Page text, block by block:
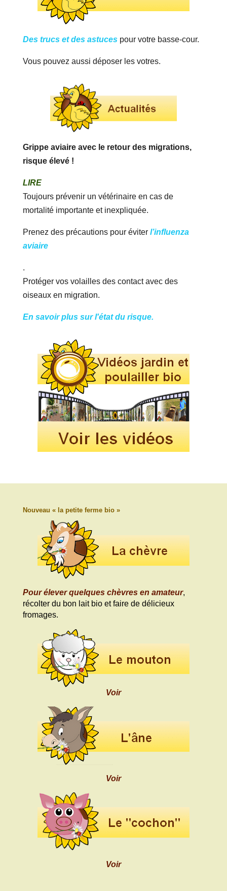
Des trucs et des astucespour votre basse-cour.
Vous pouvez aussi déposer les votres.
Grippe aviaire avec le retour des migrations,
risque élevé !
LIRE
Toujours prévenir un vétérinaire en cas de
mortalité importante et inexpliquée.
Prenez des précautions pour éviter l’influenza
aviaire
.
Protéger vos volailles des contact avec des
oiseaux en migration.
En savoir plus sur l'état du risque.
Nouveau « la petite ferme bio »
Pour élever quelques chèvres en amateur,
récolter du bon lait bio et faire de délicieux
fromages.
Voir
Voir
Voir